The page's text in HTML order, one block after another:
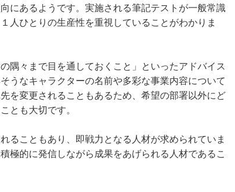
にあるようです。実施される筆記テストが一般常識
人ひとりの生産性を重視していることがわかりま
隅々まで目を通しておくこと」といったアドバイス
うなキャラクターの名前や多彩な事業内容について
を変更されることもあるため、希望の部署以外にど
とも大切です。
ることもあり、即戦力となる人材が求められていま
極的に発信しながら成果をあげられる人材であるこ